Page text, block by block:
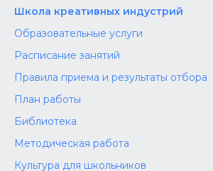
Школа креативных индустрий
Образовательные услуги
Расписание занятий
Правила приема и результаты отбора
План работы
Библиотека
Методическая работа
Культура для школьников